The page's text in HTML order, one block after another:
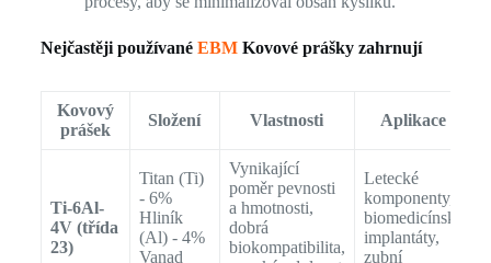
Nejčastěji používané EBMKovové prášky zahrnují
Kovový
prášek
Složení Vlastnosti Aplikace
Ti-6Al-
4V (třída
23)
Titan (Ti)
- 6%
Hliník
(Al) - 4%
Vanad
Vynikající
poměr pevnosti
a hmotnosti,
dobrá
biokompatibilita,
Letecké
komponenty,
biomedicínské
implantáty,
zubní